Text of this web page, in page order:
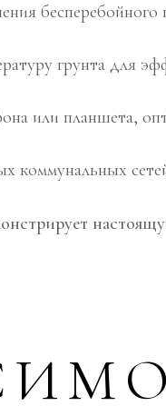
грунта для
или планшета,
коммунальных